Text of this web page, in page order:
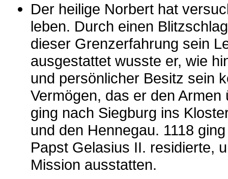
Der heilige Norbert hat
leben. Durch einen
dieser Grenzerfahrung sein
ausgestattet wusste er, wie
und persönlicher Besitz sein
Vermögen, das er den
ging nach Siegburg ins
und den Hennegau. 1118
Papst Gelasius II. residierte,
Mission ausstatten.